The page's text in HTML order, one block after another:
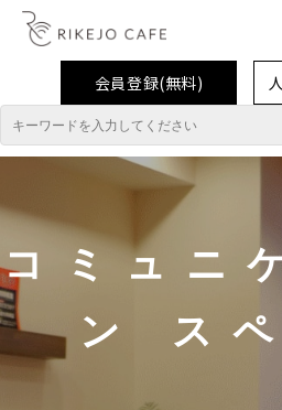
会員登録(無料)
理系女子応援企業
企業取材レポ
就活情報
コミュニ
ン ス